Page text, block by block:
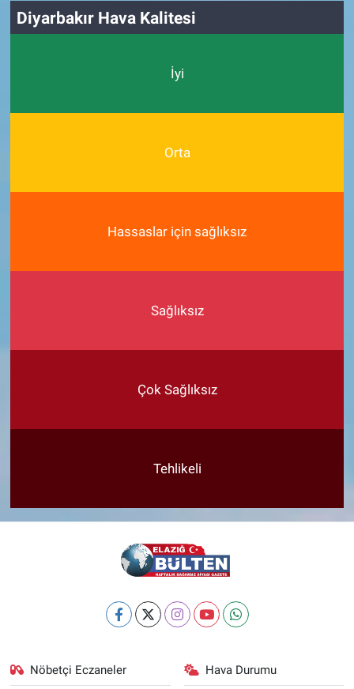
Diyarbakır Hava Kalitesi
İyi
Orta
Hassaslar için sağlıksız
Sağlıksız
Çok Sağlıksız
Tehlikeli
Nöbetçi Eczaneler Hava Durumu